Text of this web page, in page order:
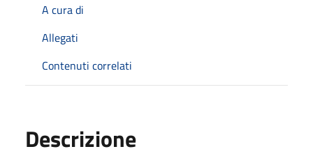
A cura di
Allegati
Contenuti correlati
Descrizione